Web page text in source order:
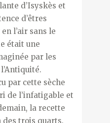
d’Isyskès et
d’êtres
l’air sans le
était une
par les
par cette sèche
de l’infatigable et
la recette
des trois quarts.